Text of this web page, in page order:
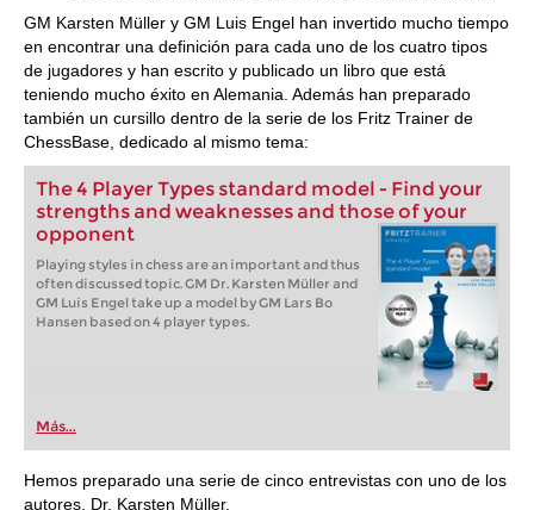
GM Karsten Müller y GM Luis Engel han invertido mucho tiempo
en encontrar una definición para cada uno de los cuatro tipos
de jugadores y han escrito y publicado un libro que está
teniendo mucho éxito en Alemania. Además han preparado
también un cursillo dentro de la serie de los Fritz Trainer de
ChessBase, dedicado al mismo tema:
The 4 Player Types standard model - Find your
strengths and weaknesses and those of your
opponent
Playing styles in chess are an important and thus
often discussed topic. GM Dr. Karsten Müller and
GM Luis Engel take up a model by GM Lars Bo
Hansen based on 4 player types.
Más...
Hemos preparado una serie de cinco entrevistas con uno de los
autores, Dr. Karsten Müller.